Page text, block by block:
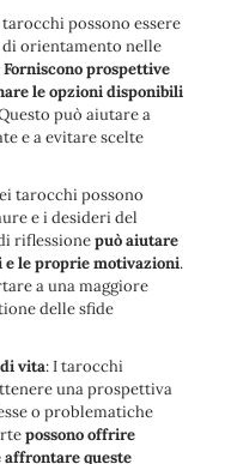
tarocchi possono essere
orientamento nelle
Forniscono prospettive
le opzioni disponibili
può aiutare a
e a evitare scelte
tarocchi possono
e i desideri del
riflessionepuò aiutare
e le proprie motivazioni.
a una maggiore
delle sfide
vita: I tarocchi
una prospettiva
o problematiche
possono offrire
affrontare queste